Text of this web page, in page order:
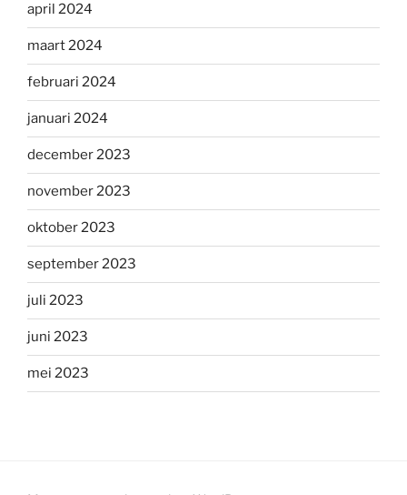
april 2024
maart 2024
februari 2024
januari 2024
december 2023
november 2023
oktober 2023
september 2023
juli 2023
juni 2023
mei 2023